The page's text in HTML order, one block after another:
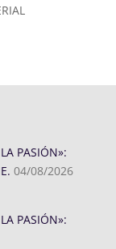
PASIÓN»:
04/08/2026
PASIÓN»: